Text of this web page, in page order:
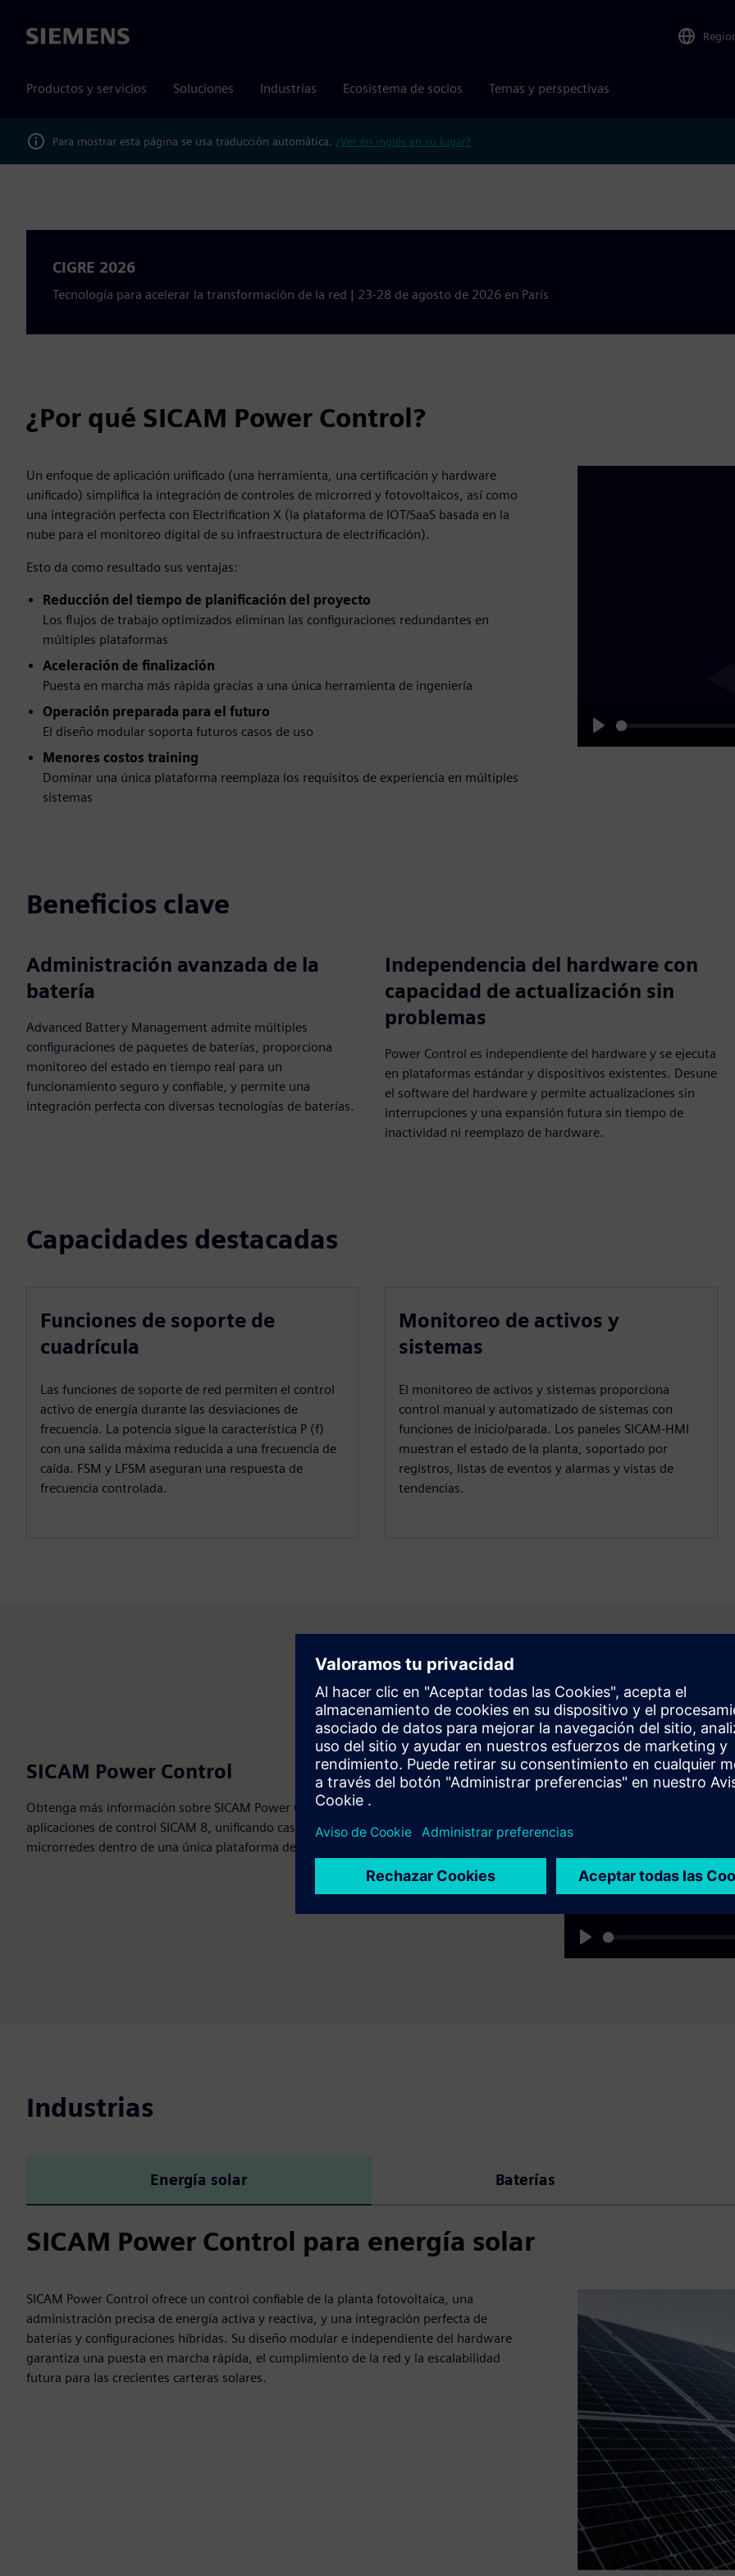
Siemens
Productos y servicios Soluciones Industrias Ecosistema de socios Temas y perspectivas
Para mostrar esta página se usa traducción automática. ¿Ver en inglés en su lugar?
CIGRE 2026
Tecnología para acelerar la transformación de la red | 23-28 de agosto de 2026 en París
¿Por qué SICAM Power Control?
Un enfoque de aplicación unificado (una herramienta, una certificación y hardware
unificado) simplifica la integración de controles de microrred y fotovoltaicos, así como
una integración perfecta con Electrification X (la plataforma de IOT/SaaS basada en la
nube para el monitoreo digital de su infraestructura de electrificación).
Esto da como resultado sus ventajas:
Reducción del tiempo de planificación del proyecto
Los flujos de trabajo optimizados eliminan las configuraciones redundantes en
múltiples plataformas
Aceleración de finalización
Puesta en marcha más rápida gracias a una única herramienta de ingeniería
Operación preparada para el futuro
El diseño modular soporta futuros casos de uso
Menores costos training
Dominar una única plataforma reemplaza los requisitos de experiencia en múltiples
sistemas
Play
Beneficios clave
Administración avanzada de la
batería
Advanced Battery Management admite múltiples
configuraciones de paquetes de baterías, proporciona
monitoreo del estado en tiempo real para un
funcionamiento seguro y confiable, y permite una
integración perfecta con diversas tecnologías de baterías.
Independencia del hardware con
capacidad de actualización sin
problemas
Power Control es independiente del hardware y se ejecuta
en plataformas estándar y dispositivos existentes. Desune
el software del hardware y permite actualizaciones sin
interrupciones y una expansión futura sin tiempo de
inactividad ni reemplazo de hardware.
Capacidades destacadas
Funciones de soporte de
cuadrícula
Las funciones de soporte de red permiten el control
activo de energía durante las desviaciones de
frecuencia. La potencia sigue la característica P (f)
con una salida máxima reducida a una frecuencia de
caída. FSM y LFSM aseguran una respuesta de
frecuencia controlada.
Monitoreo de activos y
sistemas
El monitoreo de activos y sistemas proporciona
control manual y automatizado de sistemas con
funciones de inicio/parada. Los paneles SICAM-HMI
muestran el estado de la planta, soportado por
registros, listas de eventos y alarmas y vistas de
tendencias.
SICAM Power Control
Obtenga más información sobre SICAM Power Control, una adición a la familia de
aplicaciones de control SICAM 8, unificando casos de uso de PV, BESS, híbridos y
microrredes dentro de una única plataforma de control modular.
Play
Industrias
Energía solar Baterías
SICAM Power Control para energía solar
SICAM Power Control ofrece un control confiable de la planta fotovoltaica, una
administración precisa de energía activa y reactiva, y una integración perfecta de
baterías y configuraciones híbridas. Su diseño modular e independiente del hardware
garantiza una puesta en marcha rápida, el cumplimiento de la red y la escalabilidad
futura para las crecientes carteras solares.